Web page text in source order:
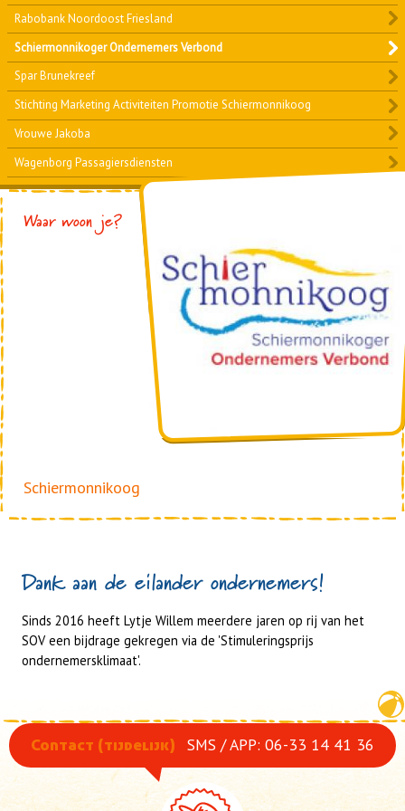
Rabobank Noordoost Friesland
Schiermonnikoger Ondernemers Verbond
Spar Brunekreef
Stichting Marketing Activiteiten Promotie Schiermonnikoog
Vrouwe Jakoba
Wagenborg Passagiersdiensten
Waar woon je?
Schiermonnikoog
Dank aan de eilander ondernemers!
Sinds 2016 heeft Lytje Willem meerdere jaren op rij van het
SOV een bijdrage gekregen via de 'Stimuleringsprijs
ondernemersklimaat'.
Contact (tijdelijk) SMS / APP: 06-33 14 41 36